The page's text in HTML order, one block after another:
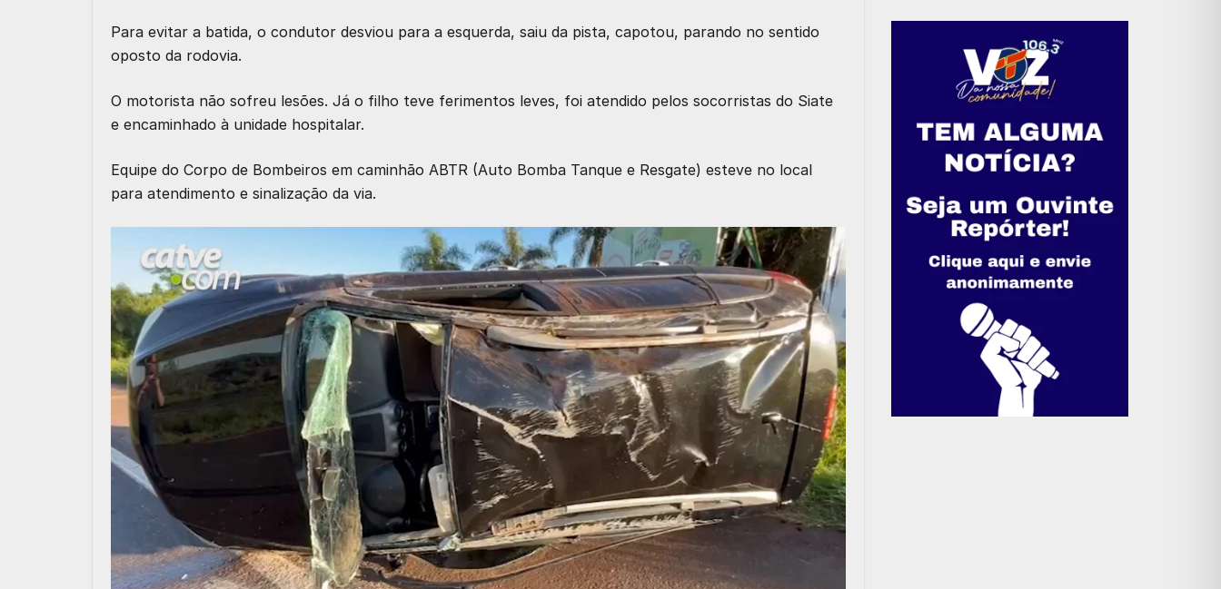
Para evitar a batida, o condutor desviou para a esquerda, saiu da pista, capotou, parando no sentido
oposto da rodovia.
O motorista não sofreu lesões. Já o filho teve ferimentos leves, foi atendido pelos socorristas do Siate
e encaminhado à unidade hospitalar.
Equipe do Corpo de Bombeiros em caminhão ABTR (Auto Bomba Tanque e Resgate) esteve no local
para atendimento e sinalização da via.